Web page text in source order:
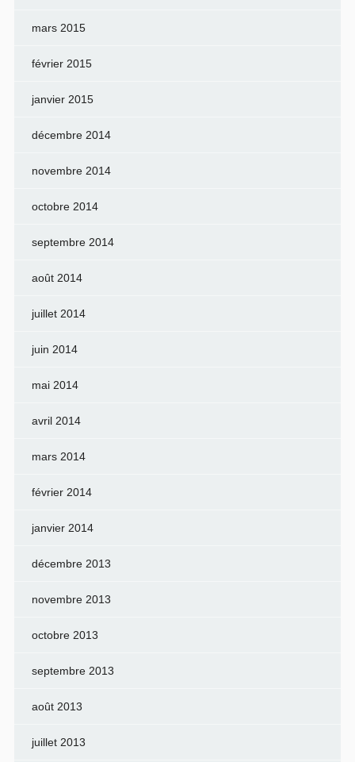
mars 2015
février 2015
janvier 2015
décembre 2014
novembre 2014
octobre 2014
septembre 2014
août 2014
juillet 2014
juin 2014
mai 2014
avril 2014
mars 2014
février 2014
janvier 2014
décembre 2013
novembre 2013
octobre 2013
septembre 2013
août 2013
juillet 2013